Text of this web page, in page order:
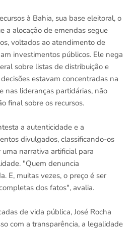
à Bahia, sua base eleitoral, o
a alocação de emendas segue
voltados ao atendimento de
investimentos públicos. Ele nega
sobre listas de distribuição e
estavam concentradas na
nas lideranças partidárias, não
final sobre os recursos.
a autenticidade e a
divulgados, classificando-os
narrativa artificial para
"Quem denuncia
E, muitas vezes, o preço é ser
dos fatos", avalia.
de vida pública, José Rocha
com a transparência, a legalidade